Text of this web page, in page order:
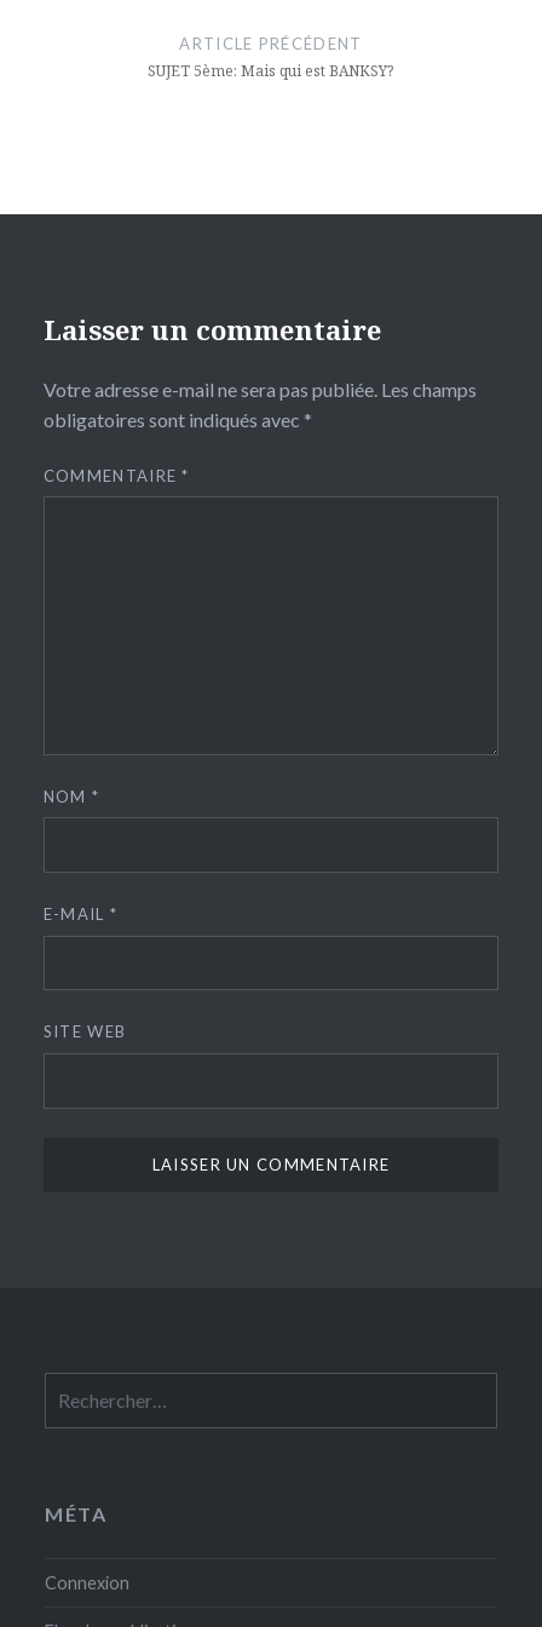
ARTICLE PRÉCÉDENT
SUJET 5ème: Mais qui est BANKSY?
Laisser un commentaire
Votre adresse e-mail ne sera pas publiée. Les champs
obligatoires sont indiqués avec *
COMMENTAIRE*
NOM*
E-MAIL *
SITE WEB
MÉTA
Connexion